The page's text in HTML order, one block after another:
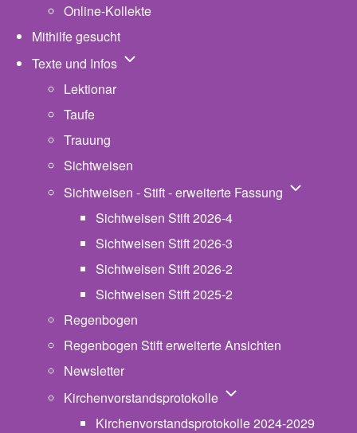
Online-Kollekte
Mithilfe gesucht
Texte und Infos Unternavigation von Texte und Infos
Lektionar
Taufe
Trauung
Sichtweisen
Sichtweisen - Stift - erweiterte Fassung
Sichtweisen Stift 2026-4
Sichtweisen Stift 2026-3
Sichtweisen Stift 2026-2
Sichtweisen Stift 2025-2
Regenbogen
Regenbogen Stift erweiterte Ansichten
Newsletter
Kirchenvorstandsprotokolle Unternavigation von
Kirchenvorstandsprotokolle 2024-2029